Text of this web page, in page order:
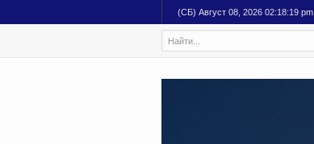
(СБ) Август 08, 2026 02:18:20 pm